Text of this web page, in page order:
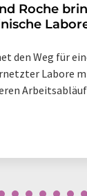
Roche
den Weg für
Labore